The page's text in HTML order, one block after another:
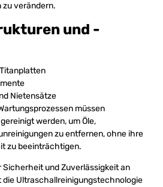
zu verändern.
und -
Nietensätze
müssen
werden, um Öle,
zu entfernen, ohne ihre
zu beeinträchtigen.
Sicherheit und Zuverlässigkeit an
die Ultraschallreinigungstechnologie